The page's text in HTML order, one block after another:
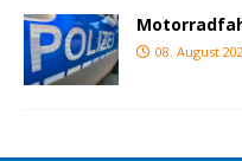
08. August